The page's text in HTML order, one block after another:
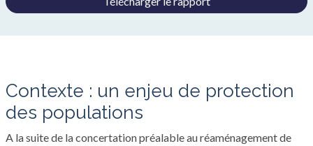
contexte : un enjeu de protection
des populations
A la suite de la concertation préalable au réaménagement de